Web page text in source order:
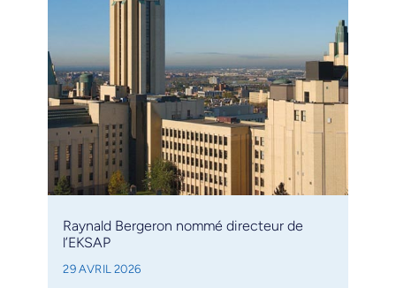
Raynald Bergeron nommé directeur de
l’EKSAP
29 AVRIL 2026